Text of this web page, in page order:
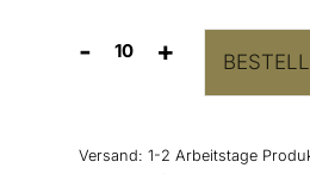
-
Gruppentischkarten
+
Versand: 1-2 Arbeitstage